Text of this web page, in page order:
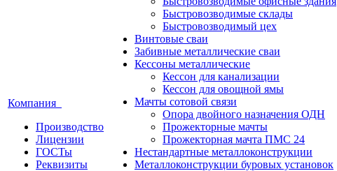
Компания
Производство
Лицензии
ГОСТы
Реквизиты
Быстровозводимые склады
Быстровозводимый цех
Винтовые сваи
Забивные металлические сваи
Кессоны металлические
Кессон для канализации
Кессон для овощной ямы
Мачты сотовой связи
Опора двойного назначения ОДН
Прожекторные мачты
Прожекторная мачта ПМС 24
Нестандартные металлоконструкции
Металлоконструкции буровых установок